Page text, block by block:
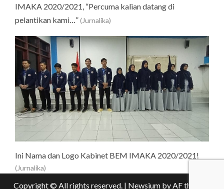
IMAKA 2020/2021, “Percuma kalian datang di
pelantikan kami…”(Jurnalika)
Ini Nama dan Logo Kabinet BEM IMAKA 2020/2021!
(Jurnalika)
Copyright © All rights reserved. | Newsium by AF themes.